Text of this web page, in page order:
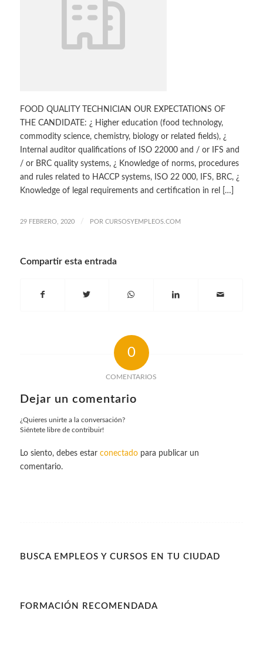
FOOD QUALITY TECHNICIAN OUR EXPECTATIONS OF
THE CANDIDATE: ¿ Higher education (food technology,
commodity science, chemistry, biology or related fields), ¿
Internal auditor qualifications of ISO 22000 and / or IFS and
/ or BRC quality systems, ¿ Knowledge of norms, procedures
and rules related to HACCP systems, ISO 22 000, IFS, BRC, ¿
Knowledge of legal requirements and certification in rel […]
29 FEBRERO, 2020 / POR CURSOSYEMPLEOS.COM
Compartir esta entrada
0
COMENTARIOS
Dejar un comentario
¿Quieres unirte a la conversación?
Siéntete libre de contribuir!
Lo siento, debes estar conectadopara publicar un
comentario.
BUSCA EMPLEOS Y CURSOS EN TU CIUDAD
FORMACIÓN RECOMENDADA